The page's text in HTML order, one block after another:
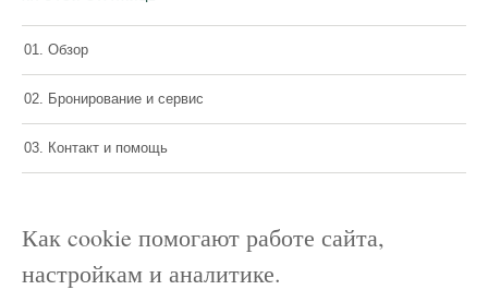
01. Обзор
02. Бронирование и сервис
03. Контакт и помощь
Как cookie помогают работе сайта,
настройкам и аналитике.